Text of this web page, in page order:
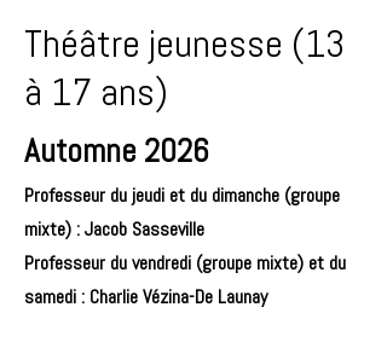
Théâtre jeunesse (13
à 17 ans)
Automne 2026
Professeur du jeudi et du dimanche (groupe
mixte) : Jacob Sasseville
Professeur du vendredi (groupe mixte) et du
samedi : Charlie Vézina-De Launay